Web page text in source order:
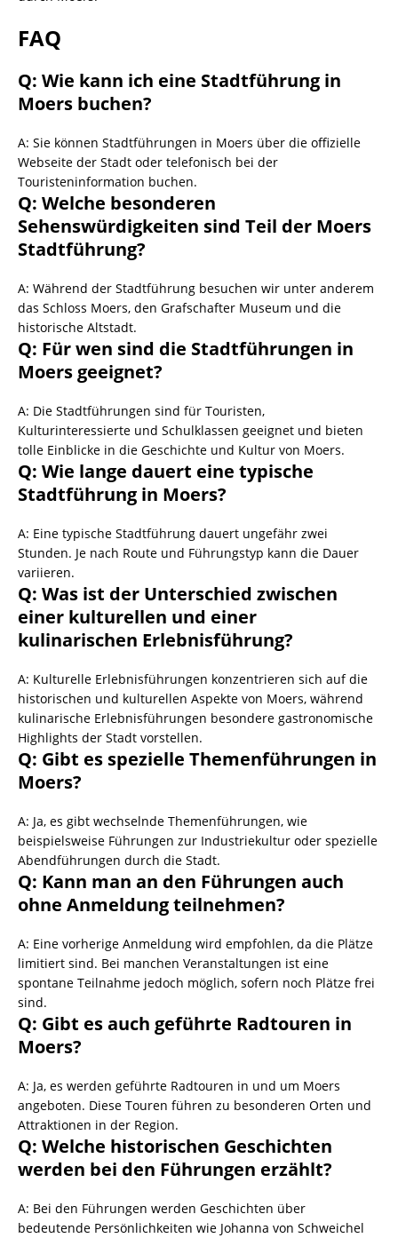
FAQ
Q: Wie kann ich eine Stadtführung in
Moers buchen?
A: Sie können Stadtführungen in Moers über die offizielle
Webseite der Stadt oder telefonisch bei der
Touristeninformation buchen.
Q: Welche besonderen
Sehenswürdigkeiten sind Teil der Moers
Stadtführung?
A: Während der Stadtführung besuchen wir unter anderem
das Schloss Moers, den Grafschafter Museum und die
historische Altstadt.
Q: Für wen sind die Stadtführungen in
Moers geeignet?
A: Die Stadtführungen sind für Touristen,
Kulturinteressierte und Schulklassen geeignet und bieten
tolle Einblicke in die Geschichte und Kultur von Moers.
Q: Wie lange dauert eine typische
Stadtführung in Moers?
A: Eine typische Stadtführung dauert ungefähr zwei
Stunden. Je nach Route und Führungstyp kann die Dauer
variieren.
Q: Was ist der Unterschied zwischen
einer kulturellen und einer
kulinarischen Erlebnisführung?
A: Kulturelle Erlebnisführungen konzentrieren sich auf die
historischen und kulturellen Aspekte von Moers, während
kulinarische Erlebnisführungen besondere gastronomische
Highlights der Stadt vorstellen.
Q: Gibt es spezielle Themenführungen in
Moers?
A: Ja, es gibt wechselnde Themenführungen, wie
beispielsweise Führungen zur Industriekultur oder spezielle
Abendführungen durch die Stadt.
Q: Kann man an den Führungen auch
ohne Anmeldung teilnehmen?
A: Eine vorherige Anmeldung wird empfohlen, da die Plätze
limitiert sind. Bei manchen Veranstaltungen ist eine
spontane Teilnahme jedoch möglich, sofern noch Plätze frei
sind.
Q: Gibt es auch geführte Radtouren in
Moers?
A: Ja, es werden geführte Radtouren in und um Moers
angeboten. Diese Touren führen zu besonderen Orten und
Attraktionen in der Region.
Q: Welche historischen Geschichten
werden bei den Führungen erzählt?
A: Bei den Führungen werden Geschichten über
bedeutende Persönlichkeiten wie Johanna von Schweichel